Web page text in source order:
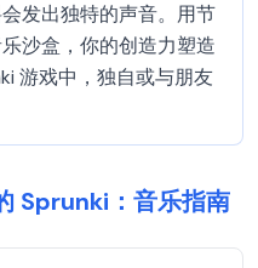
发出独特的声音。用节
沙盒，你的创造力塑造
游戏中，独自或与朋友
Sprunki：音乐指南